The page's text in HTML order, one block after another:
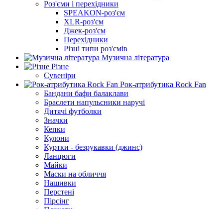
Роз'єми і перехідники
SPEAKON-роз'єм
XLR-роз'єм
Джек-роз'єм
Перехідники
Різні типи роз'ємів
Музична література
Різне
Сувеніри
Рок-атрибутика Rock Fan
Бандани бафи балаклави
Браслети напульсники наручі
Дитячі футболки
Значки
Кепки
Кулони
Куртки - безрукавки (джинс)
Ланцюги
Майки
Маски на обличчя
Нашивки
Перстені
Пірсінг